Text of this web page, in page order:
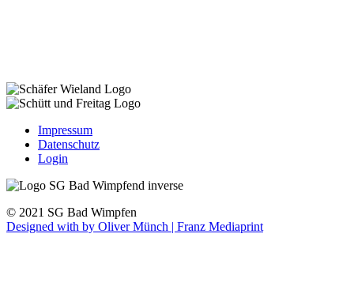
Impressum
Datenschutz
Login
© 2021 SG Bad Wimpfen
Designed with by Oliver Münch | Franz Mediaprint